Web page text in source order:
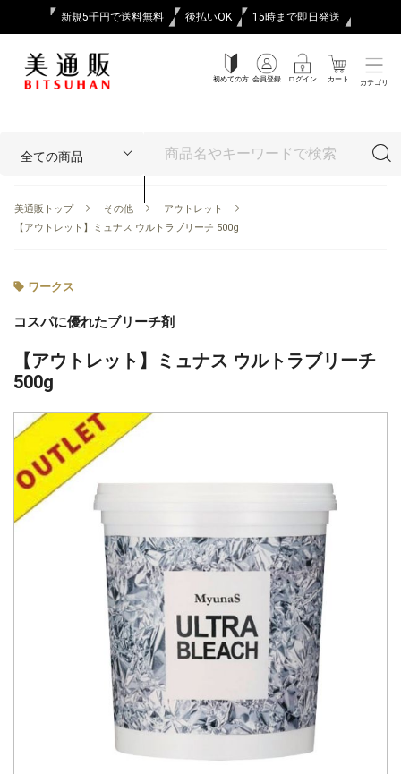
新規5千円で送料無料 後払いOK 15時まで即日発送
初めての方 会員登録 ログイン カート カテゴリ
美通販トップ その他
アウトレット
【アウトレット】ミュナス ウルトラブリーチ 500g
ワークス
コスパに優れたブリーチ剤
【アウトレット】ミュナス ウルトラブリーチ
500g